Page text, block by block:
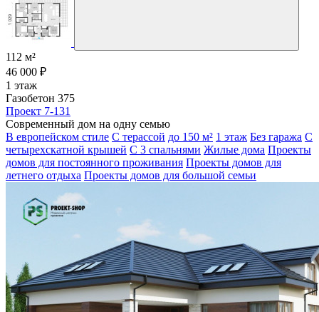
112 м²
46 000 ₽
1 этаж
Газобетон 375
Проект 7-131
Современный дом на одну семью
В европейском стиле С терассой до 150 м² 1 этаж Без гаража С
четырехскатной крышей С 3 спальнями Жилые дома Проекты
домов для постоянного проживания Проекты домов для
летнего отдыха Проекты домов для большой семьи